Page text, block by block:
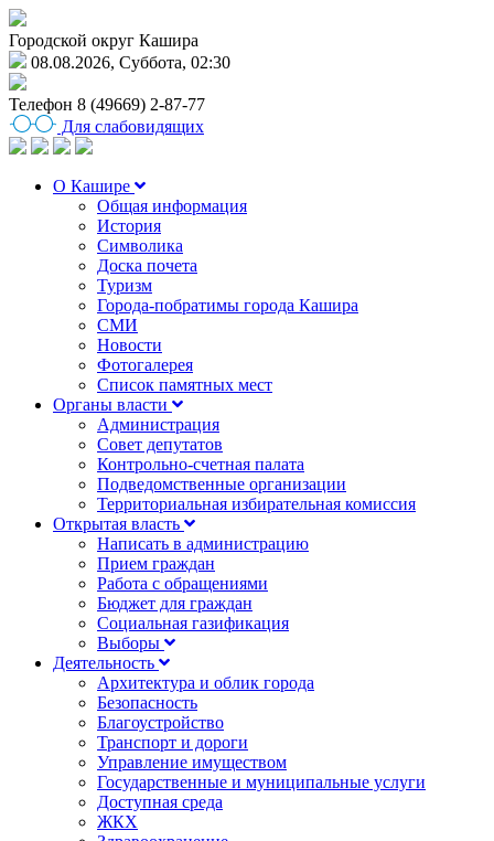
Городской округ Кашира
08.08.2026, Суббота, 02:30
Телефон 8 (49669) 2-87-77
Для слабовидящих
О Кашире
Общая информация
История
Символика
Доска почета
Туризм
Города-побратимы города Кашира
СМИ
Новости
Фотогалерея
Список памятных мест
Органы власти
Администрация
Совет депутатов
Контрольно-счетная палата
Подведомственные организации
Территориальная избирательная комиссия
Открытая власть
Написать в администрацию
Прием граждан
Работа с обращениями
Бюджет для граждан
Социальная газификация
Выборы
Деятельность
Архитектура и облик города
Безопасность
Благоустройство
Транспорт и дороги
Управление имуществом
Государственные и муниципальные услуги
Доступная среда
ЖКХ